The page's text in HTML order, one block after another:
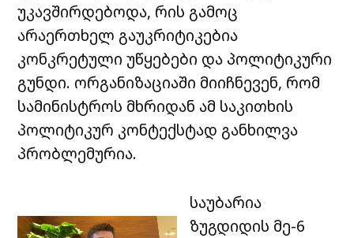
უკავშირდებოდა, რის გამოც
არაერთხელ გაუკრიტიკებია
კონკრეტული უწყებები და პოლიტიკური
გუნდი. ორგანიზაციაში მიიჩნევენ, რომ
სამინისტროს მხრიდან ამ საკითხის
პოლიტიკურ კონტექსტად განხილვა
პრობლემურია.
საუბარია
ზუგდიდის მე-6